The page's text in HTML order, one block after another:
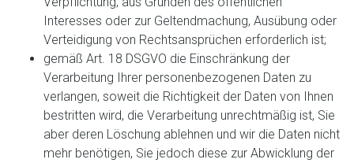
Interesses oder zur Geltendmachung, Ausübung oder
Verteidigung von Rechtsansprüchen erforderlich ist;
gemäß Art. 18 DSGVO die Einschränkung der
Verarbeitung Ihrer personenbezogenen Daten zu
verlangen, soweit die Richtigkeit der Daten von Ihnen
bestritten wird, die Verarbeitung unrechtmäßig ist, Sie
aber deren Löschung ablehnen und wir die Daten nicht
mehr benötigen, Sie jedoch diese zur Abwicklung der